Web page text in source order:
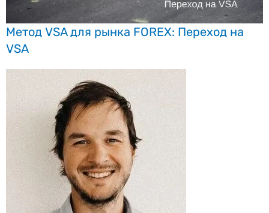
Метод VSA для рынка FOREX: Переход на
VSA